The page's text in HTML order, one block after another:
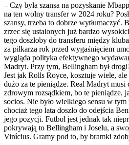
– Czy była szansa na pozyskanie
na ten wolny transfer w 2024 roku?
szansy, trzeba to dobrze wytłumaczyć.
zrzec się ustalonych już bardzo
tego doszłoby do transferu między
za piłkarza rok przed wygaśnięciem
wygląda polityka efektywnego
Madryt. Przy tym, Bellingham był
Jest jak Rolls Royce, kosztuje wiele,
dużo za te pieniądze. Real Madryt musi
zdrowym rozsądkiem, bo te pieniądze,
socios. Nie było wielkiego sensu w
chociaż tego lata doszło do odejścia
jego pozycji. Futbol jest jednak tak
pokrywają to Bellingham i Joselu, a
Vinícius. Gramy pod to, by bramki